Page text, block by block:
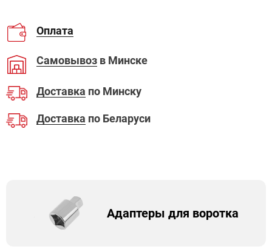
Оплата
Самовывоз в Минске
Доставка по Минску
Доставка по Беларуси
Адаптеры для воротка